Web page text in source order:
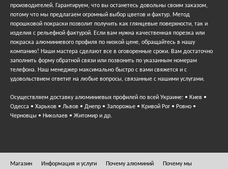
производителей. Гарантируем, что вы останетесь довольны своим заказом,
потому что мы предлагаем огромный выбор цветов и фактур. Метод
порошковой покраски позволит получить как глянцевые поверхности, так и
изделия с рельефной фактурой. Если вам нужна качественная порезка или
покраска алюминиевого профиля по низкой цене, обращайтесь в нашу
компанию! Наши мастера сделают все в оговоренные сроки. Вам достаточно
заполнить форму обратной связи или позвонить по указанным номерам
телефона. Наш менеджер максимально быстро с вами свяжется и с
удовольствием ответит на любые вопросы, связанные с нашими услугами.
Осуществляем доставку алюминиевых профилей по всей Украине: • Киев •
Одесса • Харьков • Львов • Днепр • Запорожье • Кривой Рог • Ровно •
Черновцы • Николаев • Житомир и др.
Магазин Информация и услуги Почему алюминий Почему мы